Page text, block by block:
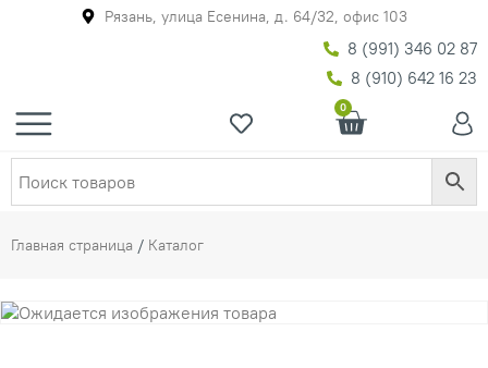
Рязань, улица Есенина, д. 64/32, офис 103
8 (991) 346 02 87
8 (910) 642 16 23
0
Главная страница / Каталог